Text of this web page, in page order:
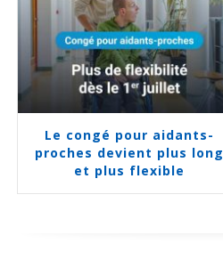
Le congé pour aidants-
proches devient plus long
et plus flexible